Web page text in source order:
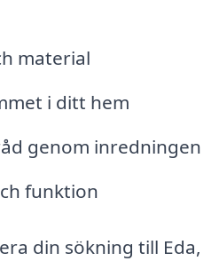
material
i ditt hem
genom inredningen
funktion
din sökning till Eda,